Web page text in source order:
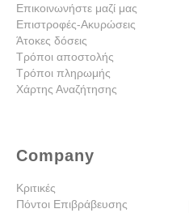
Επικοινωνήστε μαζί μας
Επιστροφές-Ακυρώσεις
Άτοκες δόσεις
Τρόποι αποστολής
Τρόποι πληρωμής
Χάρτης Αναζήτησης
Company
Κριτικές
Πόντοι Επιβράβευσης